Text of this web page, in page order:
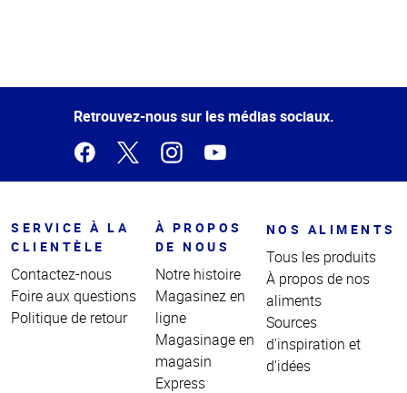
de la
Retrouvez-nous sur les médias sociaux.
SERVICE À LA
CLIENTÈLE
Contactez-nous
Foire aux questions
Politique de retour
À PROPOS
DE NOUS
Notre histoire
Magasinez en
ligne
Magasinage en
magasin
Express
NOS ALIMENTS
Tous les produits
À propos de nos
aliments
Sources
d'inspiration et
d'idées